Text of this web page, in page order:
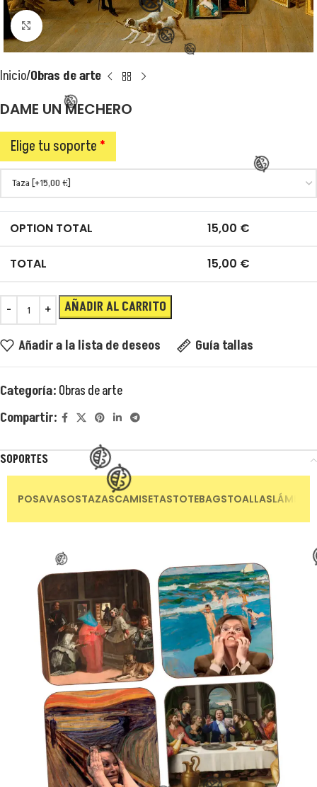
Clic para ampliar
Inicio Obras de arte
DAME UN MECHERO
Elige tu soporte *
OPTION TOTAL 15,00 €
TOTAL 15,00 €
AÑADIR AL CARRITO
Añadir a la lista de deseos Guía tallas
Categoría: Obras de arte
Compartir:
SOPORTES
POSAVASOSTAZASCAMISETASTOTEBAGSTOALLASLÁMINAS
😂
😂
😂